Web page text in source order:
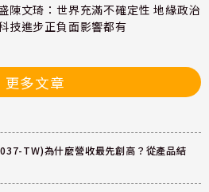
陳文琦：世界充滿不確定性 地緣政治
技進步正負面影響都有
更多文章
TW)為什麼營收最先創高？從產品結